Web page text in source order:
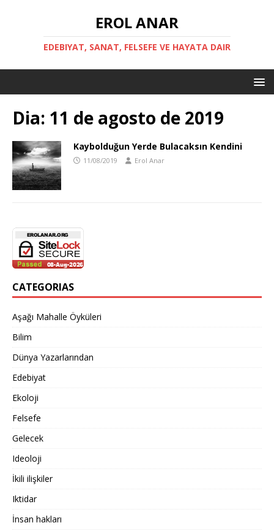
EROL ANAR
EDEBIYAT, SANAT, FELSEFE VE HAYATA DAIR
Dia: 11 de agosto de 2019
Kaybolduğun Yerde Bulacaksın Kendini
11/08/2019 Erol Anar
CATEGORIAS
Aşağı Mahalle Öyküleri
Bilim
Dünya Yazarlarından
Edebiyat
Ekoloji
Felsefe
Gelecek
Ideoloji
İkili ilişkiler
Iktidar
İnsan hakları